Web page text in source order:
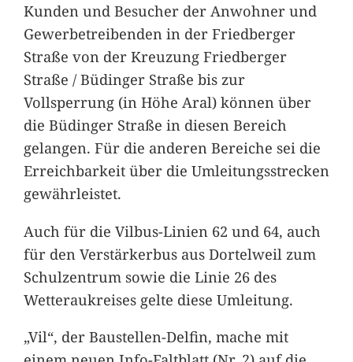
Kunden und Besucher der Anwohner und
Gewerbetreibenden in der Friedberger
Straße von der Kreuzung Friedberger
Straße / Büdinger Straße bis zur
Vollsperrung (in Höhe Aral) können über
die Büdinger Straße in diesen Bereich
gelangen. Für die anderen Bereiche sei die
Erreichbarkeit über die Umleitungsstrecken
gewährleistet.
Auch für die Vilbus-Linien 62 und 64, auch
für den Verstärkerbus aus Dortelweil zum
Schulzentrum sowie die Linie 26 des
Wetteraukreises gelte diese Umleitung.
„Vil“, der Baustellen-Delfin, mache mit